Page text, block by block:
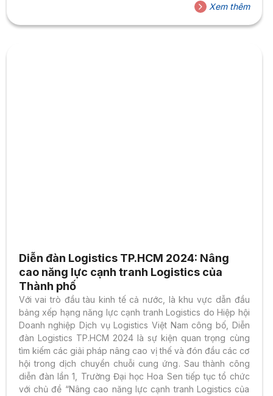
Xem thêm
Diễn đàn Logistics TP.HCM 2024: Nâng
cao năng lực cạnh tranh Logistics của
Thành phố
Với vai trò đầu tàu kinh tế cả nước, là khu vực dẫn đầu
bảng xếp hạng năng lực cạnh tranh Logistics do Hiệp hội
Doanh nghiệp Dịch vụ Logistics Việt Nam công bố, Diễn
đàn Logistics TP.HCM 2024 là sự kiện quan trọng cùng
tìm kiếm các giải pháp nâng cao vị thế và đón đầu các cơ
hội trong dịch chuyển chuỗi cung ứng. Sau thành công
diễn đàn lần 1, Trường Đại học Hoa Sen tiếp tục tổ chức
với chủ đề “Nâng cao năng lực cạnh tranh Logistics của